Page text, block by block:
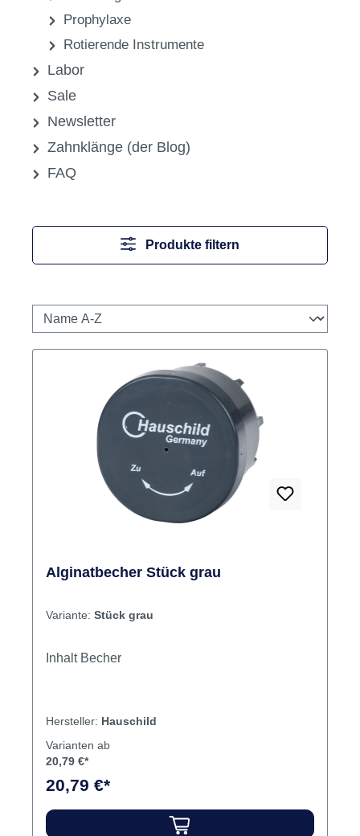
Prophylaxe
Rotierende Instrumente
Labor
Sale
Newsletter
Zahnklänge (der Blog)
FAQ
Produkte filtern
Alginatbecher Stück grau
Variante: Stück grau
Inhalt Becher
Hersteller: Hauschild
Varianten ab
20,79 €*
20,79 €*